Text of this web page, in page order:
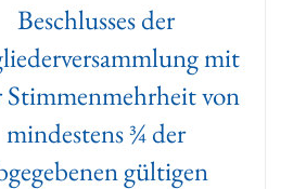
Beschlusses der
mit
Stimmenmehrheit von
mindestens ¾ der
gültigen